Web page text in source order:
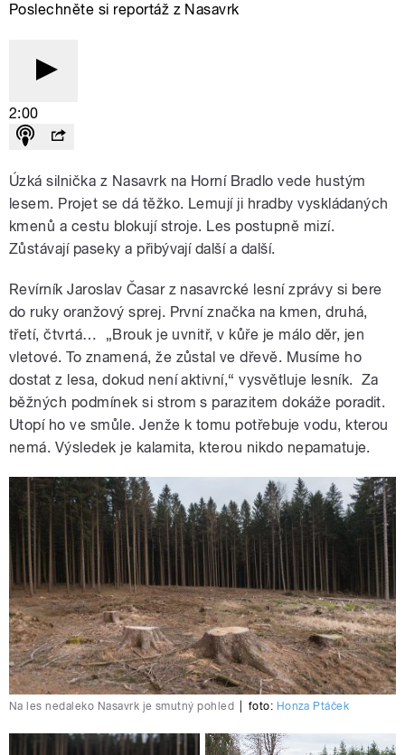
Poslechněte si reportáž z Nasavrk
2:00
Úzká silnička z Nasavrk na Horní Bradlo vede hustým
lesem. Projet se dá těžko. Lemují ji hradby vyskládaných
kmenů a cestu blokují stroje. Les postupně mizí.
Zůstávají paseky a přibývají další a další.
Revírník Jaroslav Časar z nasavrcké lesní zprávy si bere
do ruky oranžový sprej. První značka na kmen, druhá,
třetí, čtvrtá… „Brouk je uvnitř, v kůře je málo děr, jen
vletové. To znamená, že zůstal ve dřevě. Musíme ho
dostat z lesa, dokud není aktivní,“ vysvětluje lesník. Za
běžných podmínek si strom s parazitem dokáže poradit.
Utopí ho ve smůle. Jenže k tomu potřebuje vodu, kterou
nemá. Výsledek je kalamita, kterou nikdo nepamatuje.
Na les nedaleko Nasavrk je smutný pohled foto: Honza Ptáček